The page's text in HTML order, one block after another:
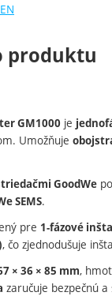
produktu
GM1000 je
Umožňuje
GoodWe
SEMS.
pre 1-fázové
, čo zjednodušuje
× 36 × 85 mm,
zaručuje bezpečnú